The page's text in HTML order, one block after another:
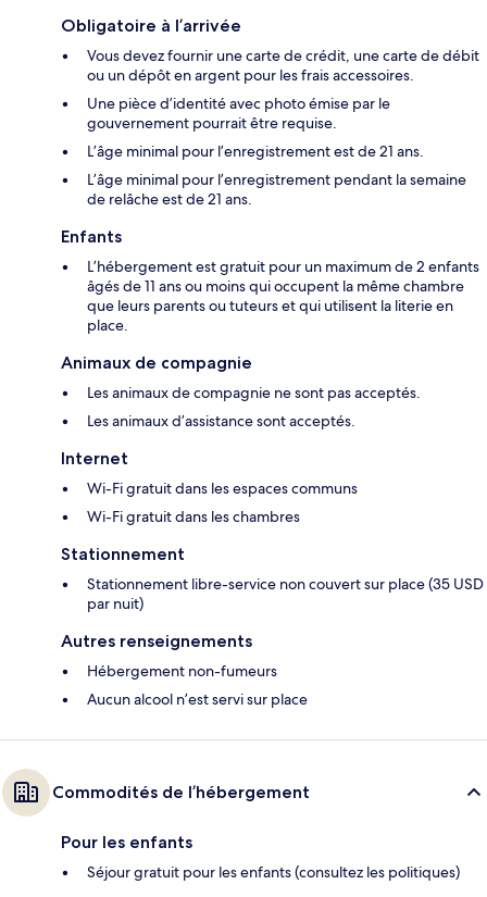
Obligatoire à l’arrivée
Vous devez fournir une carte de crédit, une carte de débit
ou un dépôt en argent pour les frais accessoires.
Une pièce d’identité avec photo émise par le
gouvernement pourrait être requise.
L’âge minimal pour l’enregistrement est de 21 ans.
L’âge minimal pour l’enregistrement pendant la semaine
de relâche est de 21 ans.
Enfants
L’hébergement est gratuit pour un maximum de 2 enfants
âgés de 11 ans ou moins qui occupent la même chambre
que leurs parents ou tuteurs et qui utilisent la literie en
place.
Animaux de compagnie
Les animaux de compagnie ne sont pas acceptés.
Les animaux d’assistance sont acceptés.
Internet
Wi-Fi gratuit dans les espaces communs
Wi-Fi gratuit dans les chambres
Stationnement
Stationnement libre-service non couvert sur place (35 USD
par nuit)
Autres renseignements
Hébergement non-fumeurs
Aucun alcool n’est servi sur place
Commodités de l’hébergement
Pour les enfants
Séjour gratuit pour les enfants (consultez les politiques)